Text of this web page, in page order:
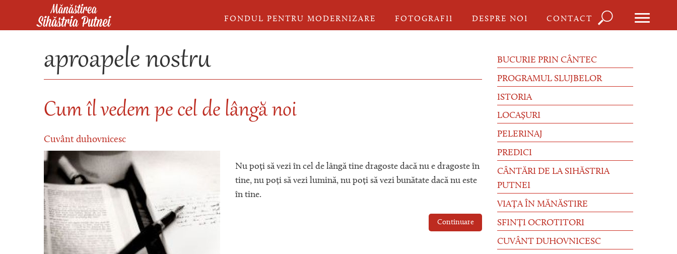
Mergi la conţinutul principal
FONDUL PENTRU MODERNIZARE FOTOGRAFII DESPRE NOI CONTACT
căutare
aproapele nostru
Cum îl vedem pe cel de lângă noi
Cuvânt duhovnicesc
Nu poți să vezi în cel de lângă tine dragoste dacă nu e dragoste în
tine, nu poți să vezi lumină, nu poți să vezi bunătate dacă nu este
în tine.
Continuare
BUCURIE PRIN CÂNTEC
PROGRAMUL SLUJBELOR
ISTORIA
LOCAȘURI
PELERINAJ
PREDICI
CÂNTĂRI DE LA SIHĂSTRIA
PUTNEI
VIAȚA ÎN MĂNĂSTIRE
SFINȚI OCROTITORI
CUVÂNT DUHOVNICESC